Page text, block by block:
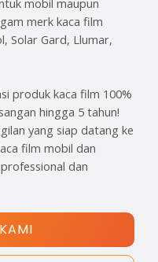
mobil maupun
merk kaca film
Solar Gard, Llumar,
produk kaca film 100%
hingga 5 tahun!
yang siap datang ke
film mobil dan
dan